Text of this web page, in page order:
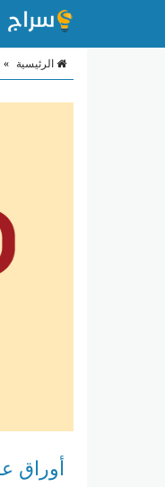
الرئيسية »
أوراق